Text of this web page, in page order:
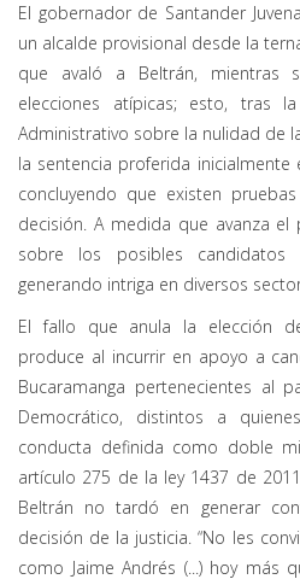
El gobernador de Santander
un alcalde provisional desde la
que avaló a Beltrán, mientras
elecciones atípicas; esto, tras
Administrativo sobre la nulidad de
la sentencia proferida
concluyendo que existen
decisión. A medida que avanza el
sobre los posibles candidatos
generando intriga en diversos
El fallo que anula la elección
produce al incurrir en apoyo a
Bucaramanga pertenecientes al
Democrático, distintos a
conducta definida como doble
artículo 275 de la ley 1437 de
Beltrán no tardó en generar
decisión de la justicia. “No les
como Jaime Andrés (...) hoy más